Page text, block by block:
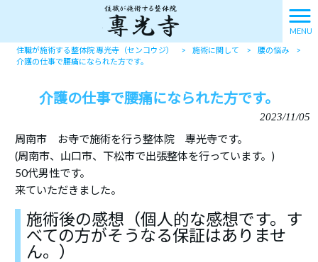
MENU
住職が施術する整体院 專光寺（センコウジ） > 施術に関して > 腰の悩み
>
介護の仕事で腰痛になられた方です。
介護の仕事で腰痛になられた方です。
2023/11/05
周南市 お寺で施術を行う整体院 專光寺です。
(周南市、山口市、下松市で出張整体を行っています。)
50代男性です。
来ていただきました。
施術後の感想（個人的な感想です。す
べての方がそうなる保証はありませ
ん。）